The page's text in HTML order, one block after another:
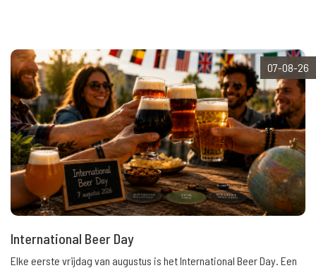
07-08-26
International Beer Day
Elke eerste vrijdag van augustus is het International Beer Day. Een